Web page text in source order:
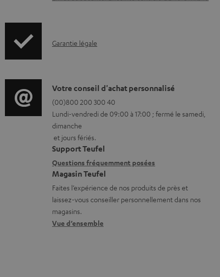
s
l
é
c
h
a
r
g
e
a
b
l
I
o
r
m
a
t
i
o
n
s
r
Garantie légale
D
é
t
a
i
l
s
c
o
n
Votre conseil d'achat personnalisé
(00)800 200 300 40
Lundi-vendredi de 09:00 à 17:00 ; fermé le samedi,
dimanche
et jours fériés.
Support Teufel
Questions fréquemment posées
Magasin Teufel
Faites l’expérience de nos produits de près et
laissez-vous conseiller personnellement dans nos
magasins.
Vue d’ensemble